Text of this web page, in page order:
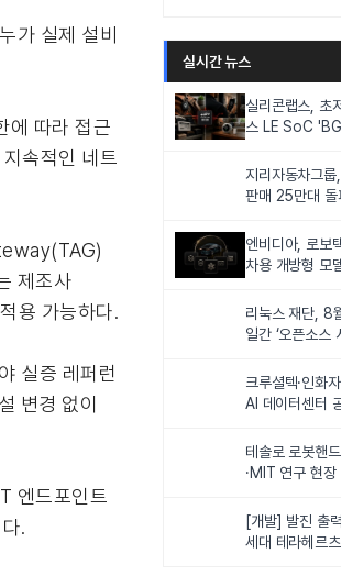
가 실제 설비
에 따라 접근
속적인 네트
제조사
용 가능하다.
실증 레퍼런
변경 없이
엔드포인트
.
실시간 뉴스
실리콘랩스, 초
스 LE SoC
지리자동차그
판매 25만대 돌
엔비디아, 로보
차용 개방형 모
리눅스 재단, 8
일간 ‘오픈소스
크루셜텍·인화
AI 데이터센터
테솔로 로봇핸
·MIT 연구 현
화
[개발] 발진 출
세대 테라헤르